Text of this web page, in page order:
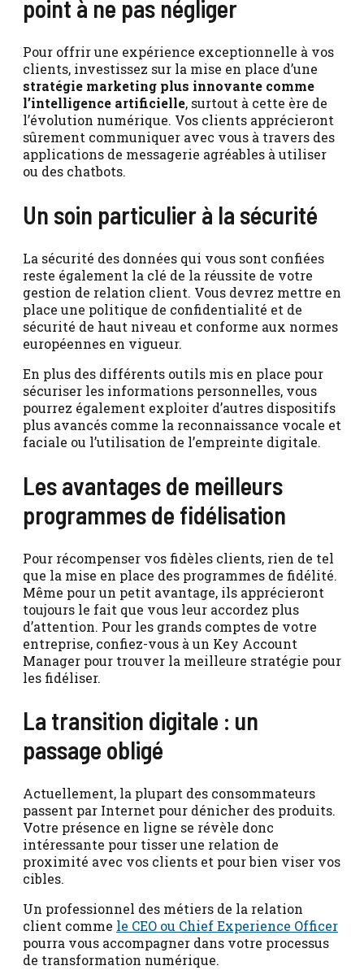
point à ne pas négliger
Pour offrir une expérience exceptionnelle à vos
clients, investissez sur la mise en place d’une
stratégie marketing plus innovante comme
l’intelligence artificielle, surtout à cette ère de
l’évolution numérique. Vos clients apprécieront
sûrement communiquer avec vous à travers des
applications de messagerie agréables à utiliser
ou des chatbots.
Un soin particulier à la sécurité
La sécurité des données qui vous sont confiées
reste également la clé de la réussite de votre
gestion de relation client. Vous devrez mettre en
place une politique de confidentialité et de
sécurité de haut niveau et conforme aux normes
européennes en vigueur.
En plus des différents outils mis en place pour
sécuriser les informations personnelles, vous
pourrez également exploiter d’autres dispositifs
plus avancés comme la reconnaissance vocale et
faciale ou l’utilisation de l’empreinte digitale.
Les avantages de meilleurs
programmes de fidélisation
Pour récompenser vos fidèles clients, rien de tel
que la mise en place des programmes de fidélité.
Même pour un petit avantage, ils apprécieront
toujours le fait que vous leur accordez plus
d’attention. Pour les grands comptes de votre
entreprise, confiez-vous à un Key Account
Manager pour trouver la meilleure stratégie pour
les fidéliser.
La transition digitale : un
passage obligé
Actuellement, la plupart des consommateurs
passent par Internet pour dénicher des produits.
Votre présence en ligne se révèle donc
intéressante pour tisser une relation de
proximité avec vos clients et pour bien viser vos
cibles.
Un professionnel des métiers de la relation
client comme le CEO ou Chief Experience Officer
pourra vous accompagner dans votre processus
de transformation numérique.